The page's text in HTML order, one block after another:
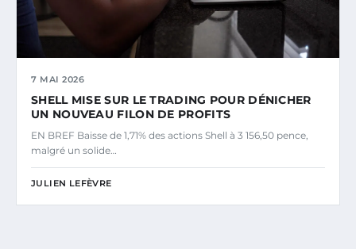
7 MAI 2026
SHELL MISE SUR LE TRADING POUR DÉNICHER
UN NOUVEAU FILON DE PROFITS
EN BREF Baisse de 1,71% des actions Shell à 3 156,50 pence,
malgré un solide…
JULIEN LEFÈVRE